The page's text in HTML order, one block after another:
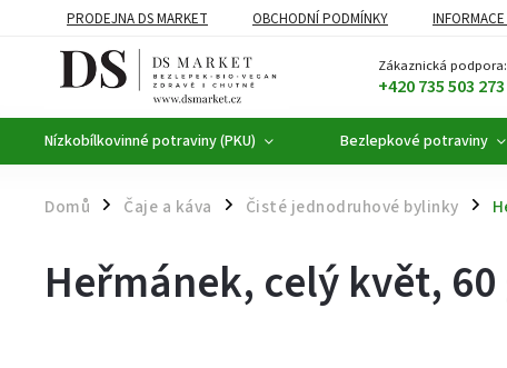
PRODEJNA DS MARKET OBCHODNÍ PODMÍNKY
BEZLEPKOVÉ POTRAVINY
Zákaznická podpora:
+420 735 503 273
Nízkobílkovinné potraviny (PKU) Bezlepkové potraviny
Domů / Čaje a káva / Čisté jednodruhové bylinky /
Heřmánek, celý květ, 60